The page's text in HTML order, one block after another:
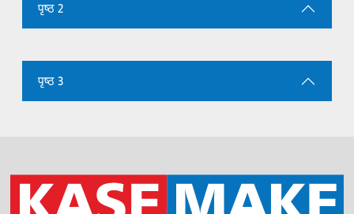
पृष्ठ 2
पृष्ठ 3